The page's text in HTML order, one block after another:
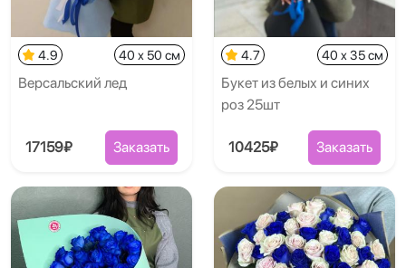
4.9 40 x 50 см
Версальский лед
17159₽ Заказать
4.7 40 x 35 см
Букет из белых и синих
роз 25шт
10425₽ Заказать